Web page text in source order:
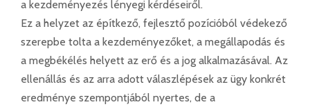
a kezdeményezés lényegi kérdéseiről.
Ez a helyzet az építkező, fejlesztő pozícióból védekező
szerepbe tolta a kezdeményezőket, a megállapodás és
a megbékélés helyett az erő és a jog alkalmazásával. Az
ellenállás és az arra adott válaszlépések az ügy konkrét
eredménye szempontjából nyertes, de a